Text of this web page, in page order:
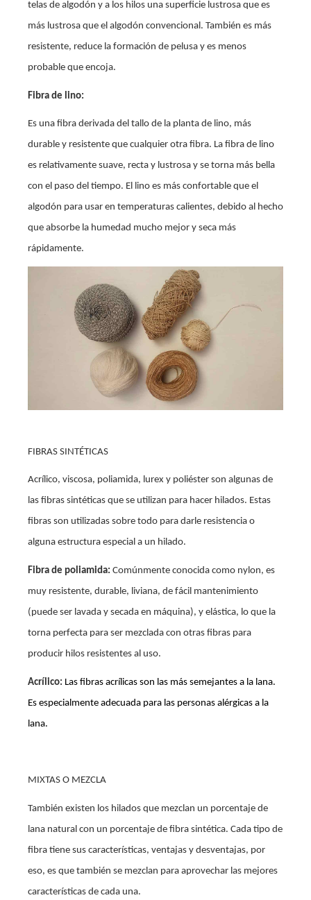
telas de algodón y a los hilos una superficie lustrosa que es
más lustrosa que el algodón convencional. También es más
resistente, reduce la formación de pelusa y es menos
probable que encoja.
Fibra de lino:
Es una fibra derivada del tallo de la planta de lino, más
durable y resistente que cualquier otra fibra. La fibra de lino
es relativamente suave, recta y lustrosa y se torna más bella
con el paso del tiempo. El lino es más confortable que el
algodón para usar en temperaturas calientes, debido al hecho
que absorbe la humedad mucho mejor y seca más
rápidamente.
FIBRAS SINTÉTICAS
Acrílico, viscosa, poliamida, lurex y poliéster son algunas de
las fibras sintéticas que se utilizan para hacer hilados. Estas
fibras son utilizadas sobre todo para darle resistencia o
alguna estructura especial a un hilado.
Fibra de poliamida: Comúnmente conocida como nylon, es
muy resistente, durable, liviana, de fácil mantenimiento
(puede ser lavada y secada en máquina), y elástica, lo que la
torna perfecta para ser mezclada con otras fibras para
producir hilos resistentes al uso.
Acrílico: Las fibras acrílicas son las más semejantes a la lana.
Es especialmente adecuada para las personas alérgicas a la
lana.
MIXTAS O MEZCLA
También existen los hilados que mezclan un porcentaje de
lana natural con un porcentaje de fibra sintética. Cada tipo de
fibra tiene sus características, ventajas y desventajas, por
eso, es que también se mezclan para aprovechar las mejores
características de cada una.